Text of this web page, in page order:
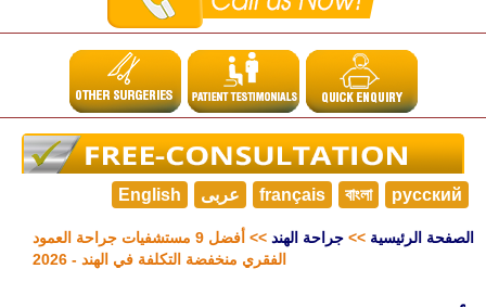
English عربى français বাংলা русский
الصفحة الرئيسية >> جراحة الهند
>> أفضل 9 مستشفيات جراحة العمود
الفقري منخفضة التكلفة في الهند - 2026